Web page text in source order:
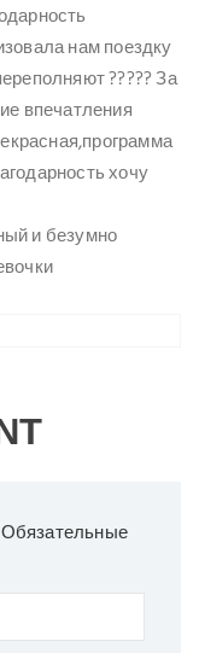
нам поездку
????? За
впечатления
хочу
и безумно
Обязательные